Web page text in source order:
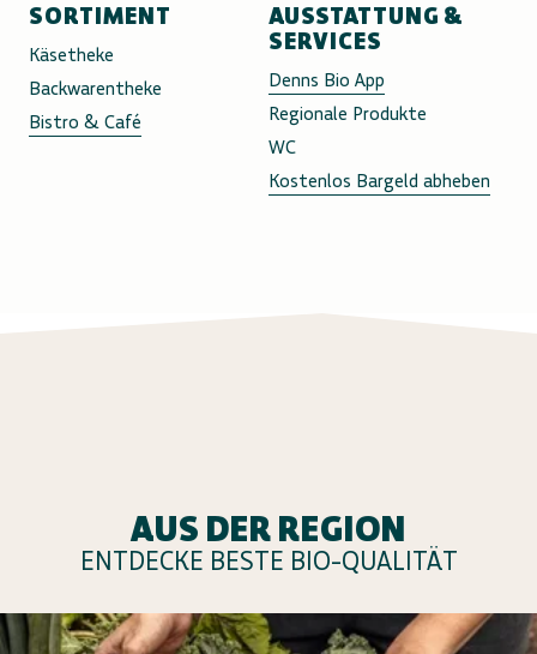
SORTIMENT
Käsetheke
Backwarentheke
Bistro & Café
AUSSTATTUNG &
SERVICES
Denns Bio App
Regionale Produkte
WC
Kostenlos Bargeld abheben
AUS DER REGION
ENTDECKE BESTE BIO-QUALITÄT